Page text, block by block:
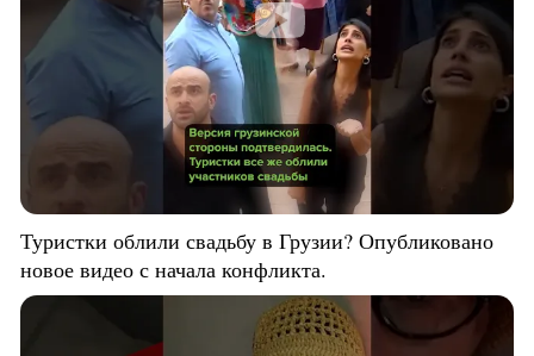
Туристки облили свадьбу в Грузии? Опубликовано
новое видео с начала конфликта.